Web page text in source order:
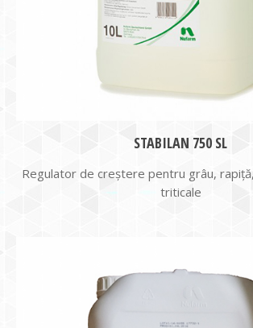
STABILAN 750 SL
Regulator de creștere pentru grâu,
triticale